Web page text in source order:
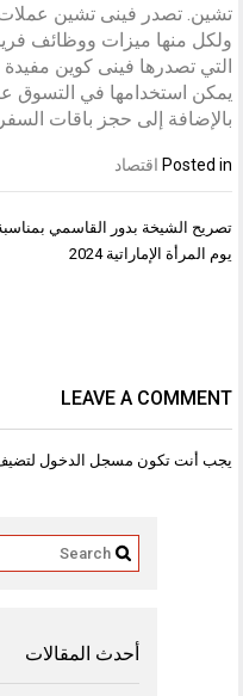
تشين. تصدر فينى تشين
ولكل منها ميزات ووظائف
التي تصدرها فينى كوين
يمكن استخدامها في التسوق
بالإضافة إلى حجز باقات
Posted in اقتصاد
تصفّح
المقالات
تصريح الشيخة بدور القاسمي
يوم المرأة الإماراتية 2024
LEAVE A COMMENT
يجب أنت تكون مسجل الدخول
أحدث المقالات